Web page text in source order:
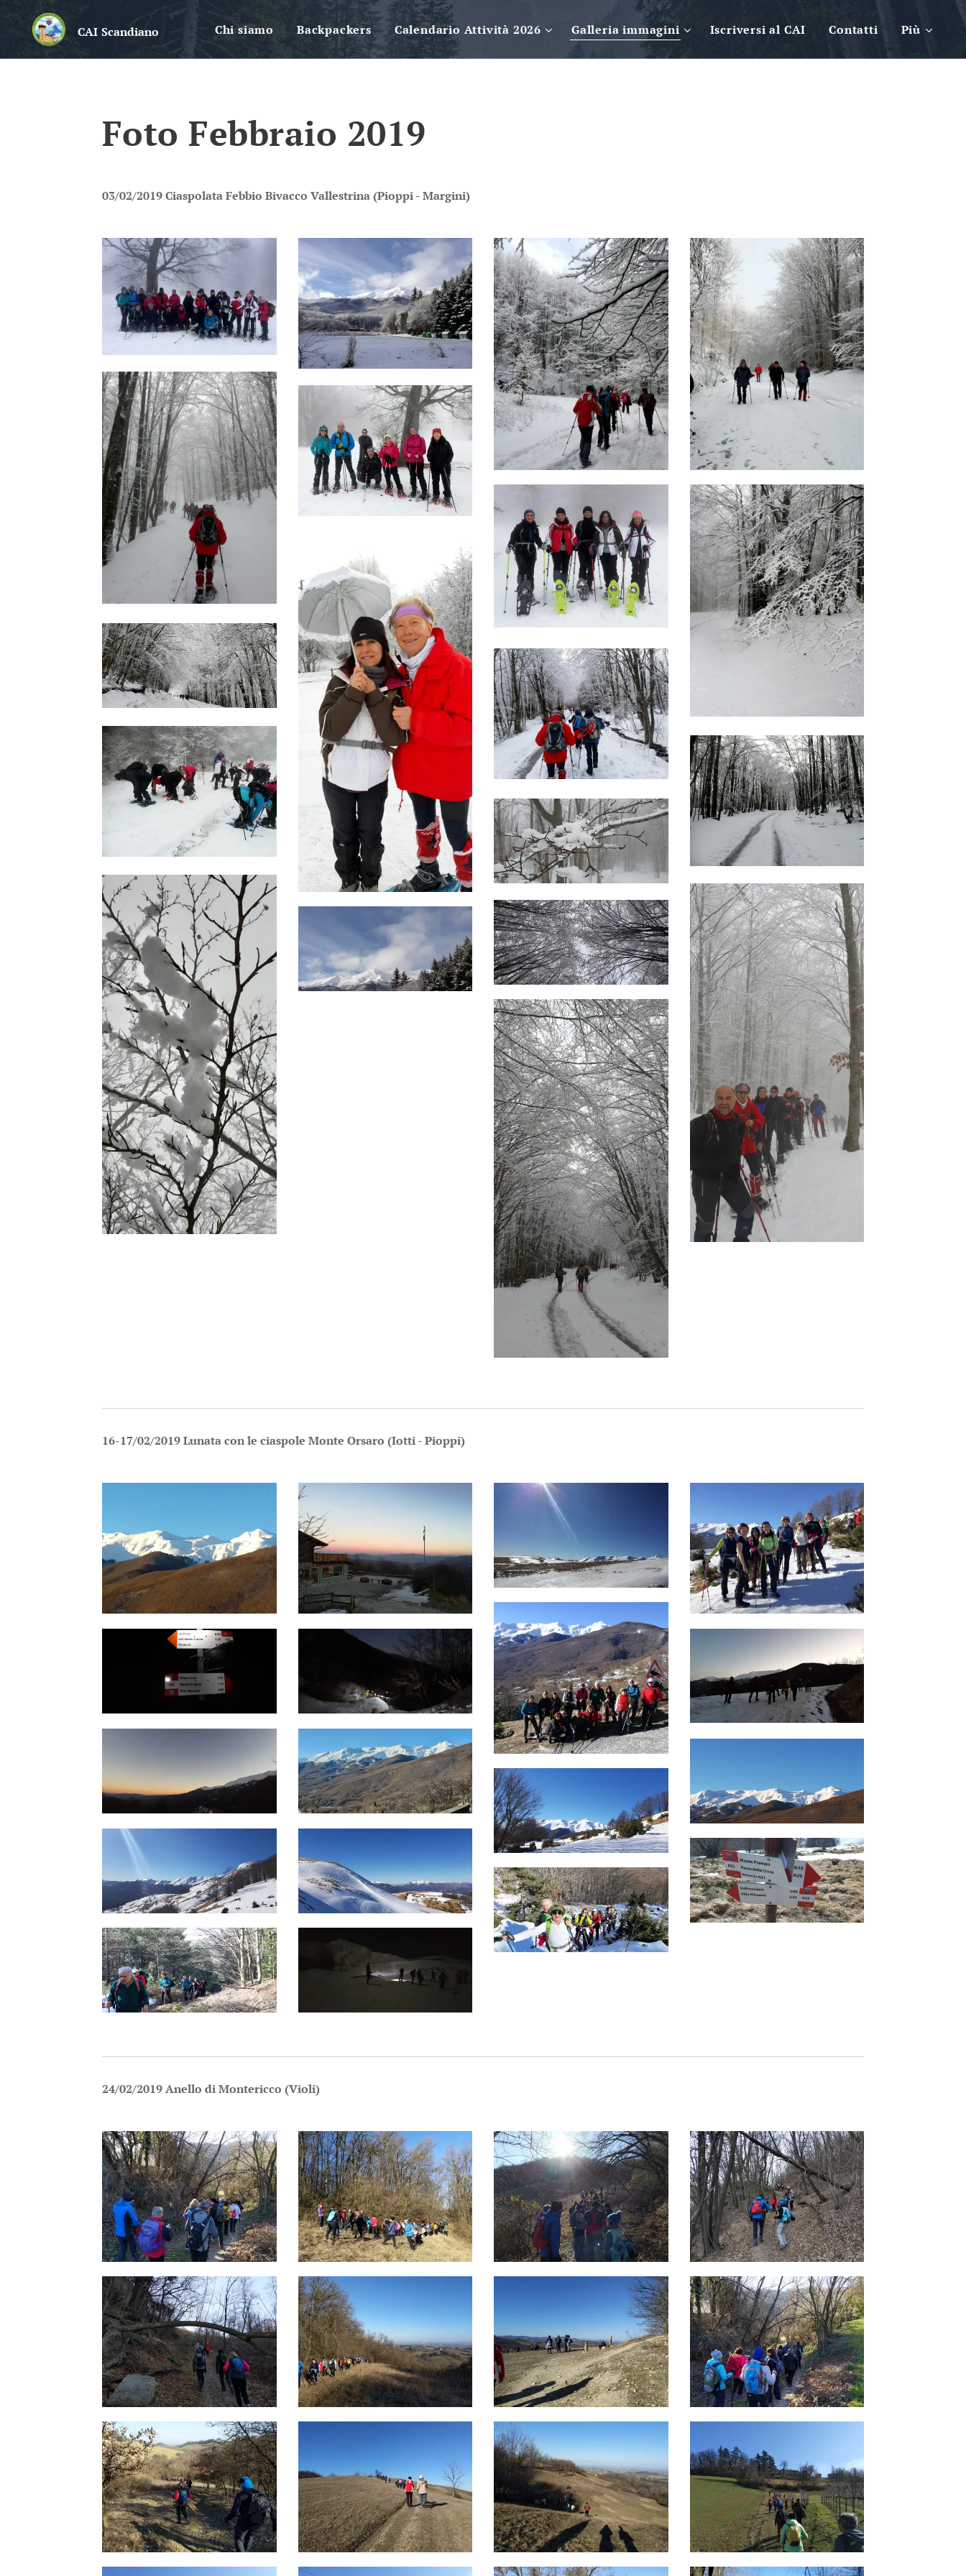
CAI Scandiano Chi siamo Backpackers Calendario Attività 2026 Galleria immagini Iscriversi al CAI Contatti Più
Foto Febbraio 2019
03/02/2019 Ciaspolata Febbio Bivacco Vallestrina (Pioppi - Margini)
16-17/02/2019 Lunata con le ciaspole Monte Orsaro (Iotti - Pioppi)
24/02/2019 Anello di Montericco (Violi)